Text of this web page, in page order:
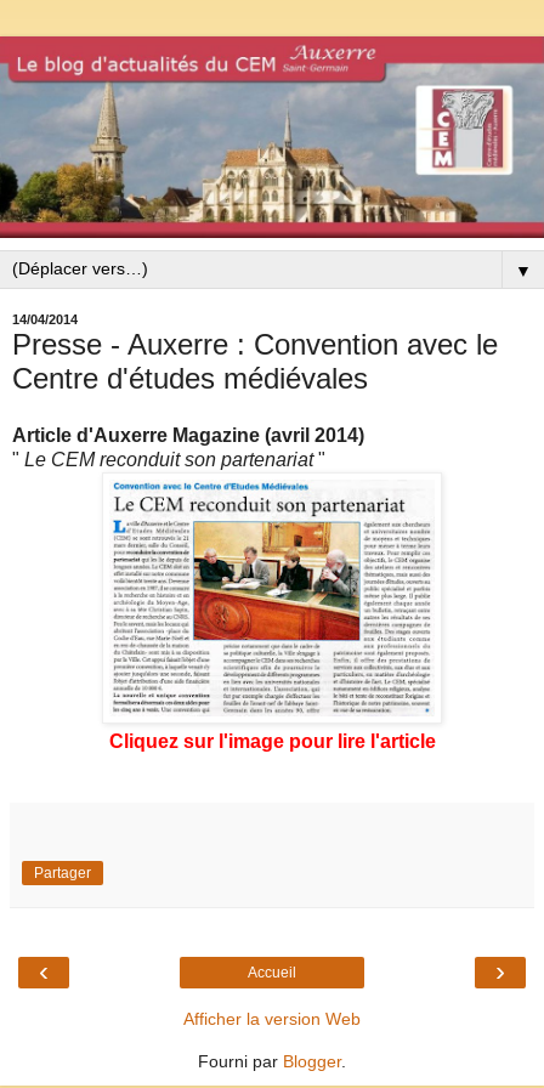
▼
14/04/2014
Presse - Auxerre : Convention avec le
Centre d'études médiévales
Article d'Auxerre Magazine (avril 2014)
" Le CEM reconduit son partenariat"
Cliquez sur l'image pour lire l'article
Partager
‹ ›
Accueil
Afficher la version Web
Fourni par Blogger.